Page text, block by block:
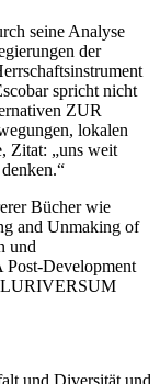
seine Analyse
der
spricht nicht
ZUR
lokalen
Zitat: „uns weit
Bücher wie
and Unmaking of
und
Post-Development
und Diversität und